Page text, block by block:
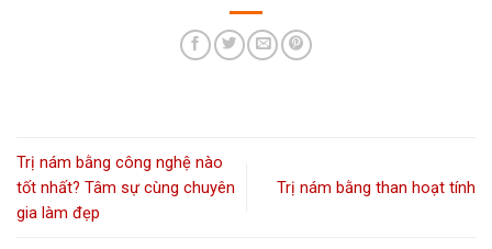
Trị nám bằng công nghệ nào
tốt nhất? Tâm sự cùng chuyên
gia làm đẹp
Trị nám bằng than hoạt tính